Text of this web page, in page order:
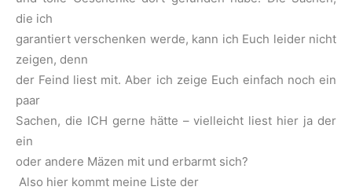
die ich
garantiert verschenken werde, kann ich Euch leider nicht
zeigen, denn
der Feind liest mit. Aber ich zeige Euch einfach noch ein
paar
Sachen, die ICH gerne hätte – vielleicht liest hier ja der
ein
oder andere Mäzen mit und erbarmt sich?
Also hier kommt meine Liste der